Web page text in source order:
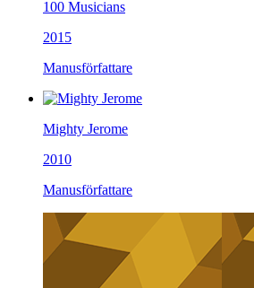
100 Musicians
2015
Manusförfattare
Mighty Jerome
2010
Manusförfattare